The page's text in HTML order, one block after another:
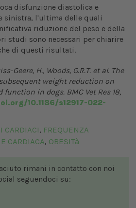
disfunzione diastolica e
sinistra, l'ultima delle quali
riduzione del peso e della
studi sono necessari per chiarire
di questi risultati.
Geere, H., Woods, G.R.T. et al. The
weight reduction on
in dogs. BMC Vet Res 18,
10.1186/s12917-022-
CARDIACI, FREQUENZA
CARDIACA, OBESITà
rimani in contatto con noi
seguendoci su: